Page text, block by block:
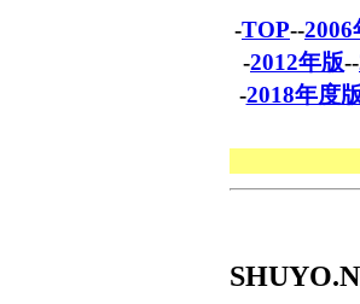
-TOP--2006
-2012年版--
-2018年度